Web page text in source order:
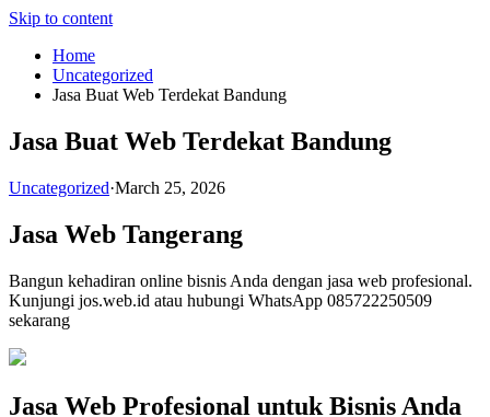
Skip to content
Home
Uncategorized
Jasa Buat Web Terdekat Bandung
Jasa Buat Web Terdekat Bandung
Uncategorized·March 25, 2026
Jasa Web Tangerang
Bangun kehadiran online bisnis Anda dengan jasa web profesional.
Kunjungi jos.web.id atau hubungi WhatsApp 085722250509
sekarang
Jasa Web Profesional untuk Bisnis Anda